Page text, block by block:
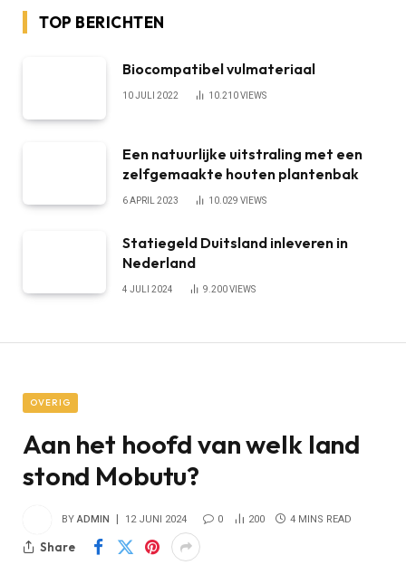
TOP BERICHTEN
Biocompatibel vulmateriaal
10 JULI 2022 10.210VIEWS
Een natuurlijke uitstraling met een
zelfgemaakte houten plantenbak
6 APRIL 2023 10.029 VIEWS
Statiegeld Duitsland inleveren in
Nederland
4 JULI 2024 9.200VIEWS
OVERIG
Aan het hoofd van welk land
stond Mobutu?
BY ADMIN 12 JUNI 2024 0 200 4 MINS READ
Share